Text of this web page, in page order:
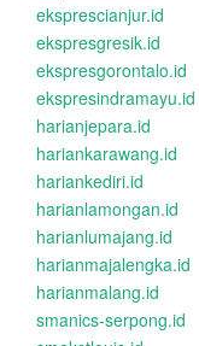
eksprescianjur.id
ekspresgresik.id
ekspresgorontalo.id
ekspresindramayu.id
harianjepara.id
hariankarawang.id
hariankediri.id
harianlamongan.id
harianlumajang.id
harianmajalengka.id
harianmalang.id
smanics-serpong.id